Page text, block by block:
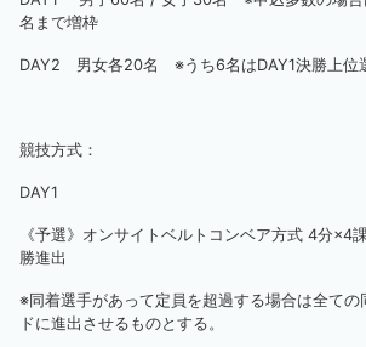
名まで増枠
DAY2 男女各20名 ※うち6名はDAY1決勝上位
競技方式：
DAY1
《予選》オンサイトベルトコンベア方式 4分
勝進出
※同着選手があって定員を超過する場合は全ての
ドに進出させるものとする。